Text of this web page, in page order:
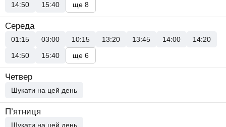
14:50
15:40 ще 8
Середа
01:15 03:00 10:15 13:20 13:45 14:00
14:20
14:50
15:40 ще 6
Четвер
Шукати на цей день
П’ятниця
Шукати на цей день